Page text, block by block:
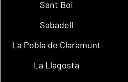
Sant Boi
Sabadell
La Pobla de Claramunt
La Llagosta